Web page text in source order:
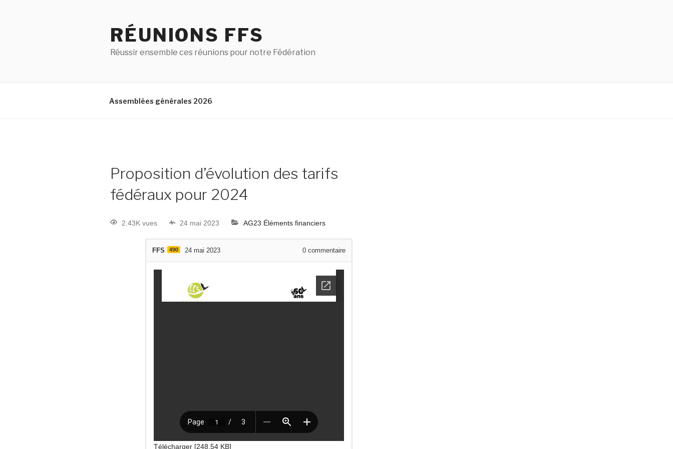
RÉUNIONS FFS
Réussir ensemble ces réunions pour notre Fédération
Assemblées générales 2026
Proposition d’évolution des tarifs
fédéraux pour 2024
2.43K vues 24 mai 2023 AG23 Éléments financiers
FFS 490 24 mai 2023 0 commentaire
Télécharger [248.54 KB]